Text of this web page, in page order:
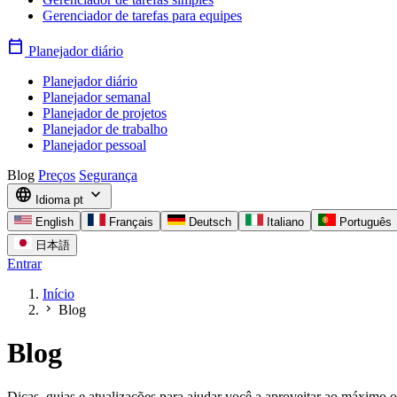
Gerenciador de tarefas para equipes
calendar_today Planejador diário
Planejador diário
Planejador semanal
Planejador de projetos
Planejador de trabalho
Planejador pessoal
Blog Preços Segurança
language Idioma pt expand_more
English Français Deutsch Italiano Português
日本語
Entrar
Início
chevron_right Blog
Blog